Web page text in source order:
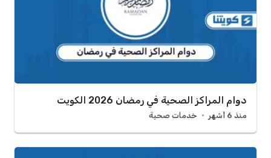
دوام المراكز الصحية في رمضان 2026 الكويت
منذ 6 أشهر خدمات صحية